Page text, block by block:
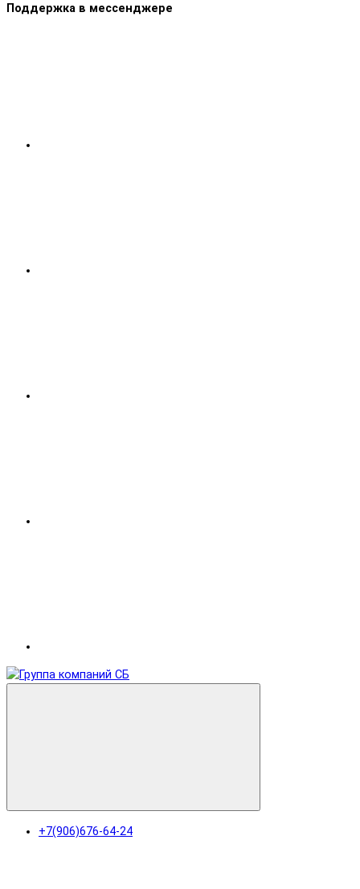
Поддержка в мессенджере
+7(906)676-64-24